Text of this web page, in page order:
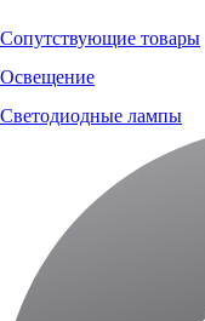
Сопутствующие товары
Освещение
Светодиодные лампы